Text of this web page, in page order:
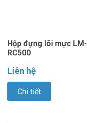
Hộp đựng lõi mực LM-
RC500
Liên hệ
Chi tiết